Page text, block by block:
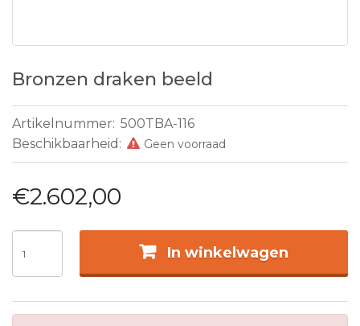
Bronzen draken beeld
Artikelnummer: 500TBA-116
Beschikbaarheid:
Geen voorraad
€2.602,00
In winkelwagen